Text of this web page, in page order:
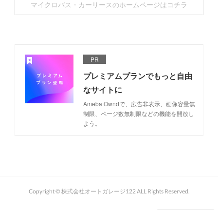
マイクロバス・カーリースのホームページはコチラ
PR
プレミアムプランでもっと自由
なサイトに
Ameba Owndで、広告非表示、画像容量無
制限、ページ数無制限などの機能を開放し
よう。
Copyright © 株式会社オートガレージ122 ALL Rights Reserved.